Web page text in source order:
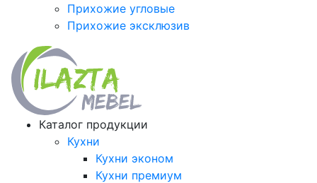
Прихожие угловые
Прихожие эксклюзив
Каталог продукции
Кухни
Кухни эконом
Кухни премиум